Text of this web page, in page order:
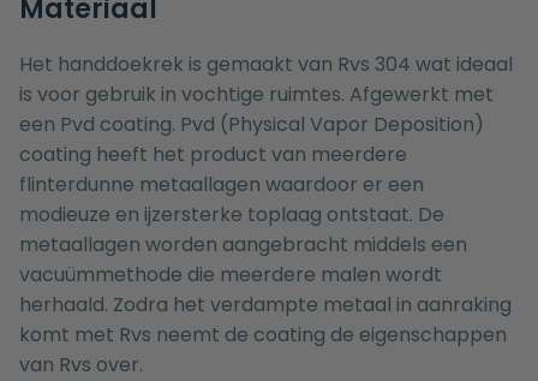
Materiaal
Het handdoekrek is gemaakt van Rvs 304 wat ideaal
is voor gebruik in vochtige ruimtes. Afgewerkt met
een Pvd coating. Pvd (Physical Vapor Deposition)
coating heeft het product van meerdere
flinterdunne metaallagen waardoor er een
modieuze en ijzersterke toplaag ontstaat. De
metaallagen worden aangebracht middels een
vacuümmethode die meerdere malen wordt
herhaald. Zodra het verdampte metaal in aanraking
komt met Rvs neemt de coating de eigenschappen
van Rvs over.